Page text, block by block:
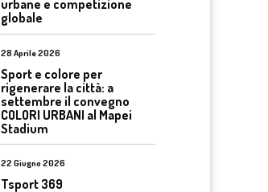
urbane e competizione
globale
28 Aprile 2026
Sport e colore per
rigenerare la città: a
settembre il convegno
COLORI URBANI al Mapei
Stadium
22 Giugno 2026
Tsport 369